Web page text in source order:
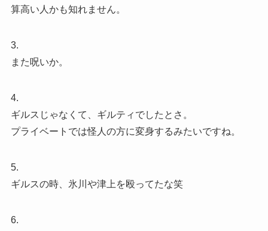
算高い人かも知れません。
3.
また呪いか。
4.
ギルスじゃなくて、ギルティでしたとさ。
プライベートでは怪人の方に変身するみたいですね。
5.
ギルスの時、氷川や津上を殴ってたな笑
6.